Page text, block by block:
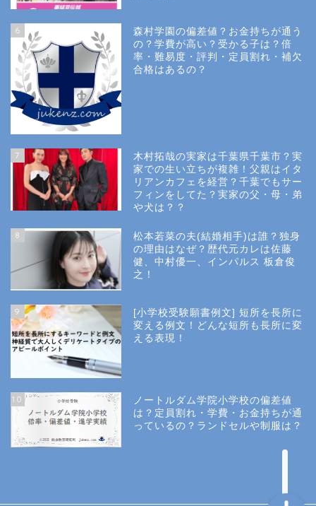
6
森村学園の偏差値？お金持ちが通う
の？学費が高い？受かる子は？倍
率・難易度・評判・定員割れ・補欠
合格はあるの？
7
木村拓哉の実家は千葉県千葉市？実
家での生い立ちが複雑！父親はイタ
リアンカフェを経営？千葉でもサー
フィンをしてた？実家の父・母・弟
や犬は？？
8
松本若菜の夫(結婚相手)は誰？独身
の理由はなぜ？歴代元カレは佐藤
健、中村優一、インパルス 板倉俊
之！
9
[小学校受験願書例文] 短所を長所に
変える例文！どんな短所も長所に変
える表現！
10
ノートルダム学院小学校の偏差値
は？定員割れ・学費・お金持ちが通
っているの？ランドセルや制服は？
Privacy Policy
小学校受験
所長コラム
説明会や面接の服装